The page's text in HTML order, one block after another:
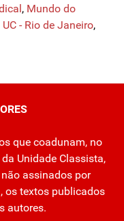
, Mundo do
UC - Rio de Janeiro,
que coadunam, no
Unidade Classista,
assinados por
os textos publicados
autores.